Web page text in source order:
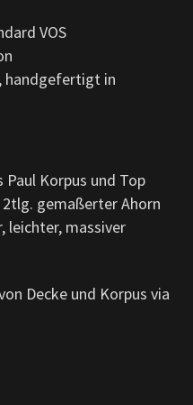
VOS
handgefertigt in
Korpus und Top
gemaßerter Ahorn
massiver
Decke und Korpus via